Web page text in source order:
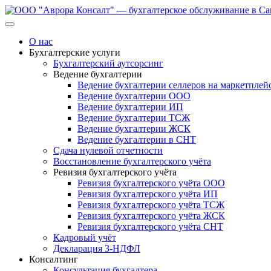
Перейти
к
О нас
Бухгалтерские услуги
Бухгалтерский аутсорсинг
Ведение бухгалтерии
Ведение бухгалтерии селлеров на
Ведение бухгалтерии ООО
Ведение бухгалтерии ИП
Ведение бухгалтерии ТСЖ
Ведение бухгалтерии ЖСК
Ведение бухгалтерии в СНТ
Сдача нулевой отчетности
Восстановление бухгалтерского учёта
Ревизия бухгалтерского учёта
Ревизия бухгалтерского учёта ООО
Ревизия бухгалтерского учёта ИП
Ревизия бухгалтерского учёта ТСЖ
Ревизия бухгалтерского учёта ЖСК
Ревизия бухгалтерского учёта СНТ
Кадровый учёт
Декларация 3-НДФЛ
Консалтинг